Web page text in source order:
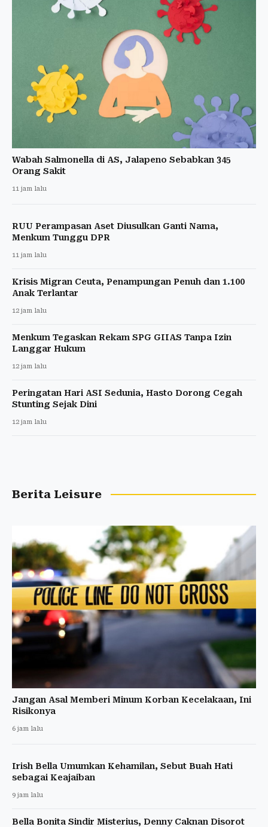
Wabah Salmonella di AS, Jalapeno Sebabkan 345
Orang Sakit
11 jam lalu
RUU Perampasan Aset Diusulkan Ganti Nama,
Menkum Tunggu DPR
11 jam lalu
Krisis Migran Ceuta, Penampungan Penuh dan 1.100
Anak Terlantar
12 jam lalu
Menkum Tegaskan Rekam SPG GIIAS Tanpa Izin
Langgar Hukum
12 jam lalu
Peringatan Hari ASI Sedunia, Hasto Dorong Cegah
Stunting Sejak Dini
12 jam lalu
Berita Leisure
Jangan Asal Memberi Minum Korban Kecelakaan, Ini
Risikonya
6 jam lalu
Irish Bella Umumkan Kehamilan, Sebut Buah Hati
sebagai Keajaiban
9 jam lalu
Bella Bonita Sindir Misterius, Denny Caknan Disorot